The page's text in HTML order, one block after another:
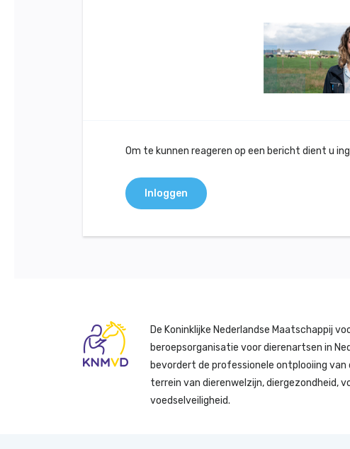
Om te kunnen reageren op een bericht dient u
Inloggen
De Koninklijke Nederlandse Maatschappij
beroepsorganisatie voor dierenartsen in
bevordert de professionele ontplooiing
terrein van dierenwelzijn, diergezondheid,
voedselveiligheid.